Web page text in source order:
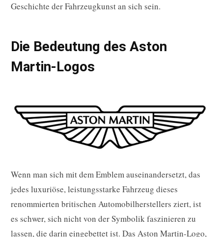
Geschichte der Fahrzeugkunst an sich sein.
Die Bedeutung des Aston
Martin-Logos
Wenn man sich mit dem Emblem auseinandersetzt, das
jedes luxuriöse, leistungsstarke Fahrzeug dieses
renommierten britischen Automobilherstellers ziert, ist
es schwer, sich nicht von der Symbolik faszinieren zu
lassen, die darin eingebettet ist. Das Aston Martin-Logo,